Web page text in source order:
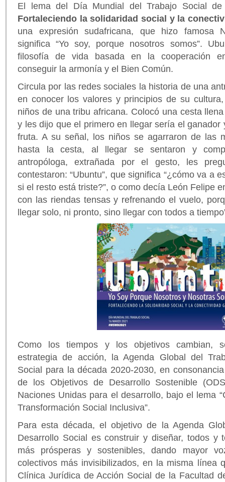
El lema del Día Mundial del Trabajo Social
Fortaleciendo la solidaridad social y la
una expresión sudafricana, que hizo famosa
significa “Yo soy, porque nosotros somos”.
filosofía de vida basada en la cooperación
conseguir la armonía y el Bien Común.
Circula por las redes sociales la historia de una
en conocer los valores y principios de su
niños de una tribu africana. Colocó una cesta
y les dijo que el primero en llegar sería el ganador
fruta. A su señal, los niños se agarraron de las
hasta la cesta, al llegar se sentaron y
antropóloga, extrañada por el gesto, les
contestaron: “Ubuntu”, que significa “¿cómo va a
si el resto está triste?”, o como decía León Felipe
con las riendas tensas y refrenando el vuelo,
llegar solo, ni pronto, sino llegar con todos a
Como los tiempos y los objetivos cambian,
estrategia de acción, la Agenda Global del
Social para la década 2020-2030, en
de los Objetivos de Desarrollo Sostenible
Naciones Unidas para el desarrollo, bajo el lema
Transformación Social Inclusiva”.
Para esta década, el objetivo de la Agenda
Desarrollo Social es construir y diseñar, todos y
más prósperas y sostenibles, dando mayor
colectivos más invisibilizados, en la misma línea
Clínica Jurídica de Acción Social de la Facultad